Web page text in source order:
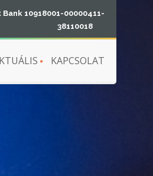
10918001-00000411-
38110018
KAPCSOLAT